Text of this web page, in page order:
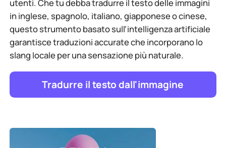
utenti. Che tu debba tradurre il testo delle immagini
in inglese, spagnolo, italiano, giapponese o cinese,
questo strumento basato sull'intelligenza artificiale
garantisce traduzioni accurate che incorporano lo
slang locale per una sensazione più naturale.
Tradurre il testo dall'immagine